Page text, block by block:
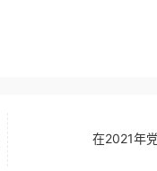
在2021年